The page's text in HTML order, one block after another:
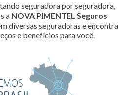
seguradora por seguradora,
a NOVA PIMENTEL Seguros
diversas seguradoras e encontra
e benefícios para você.